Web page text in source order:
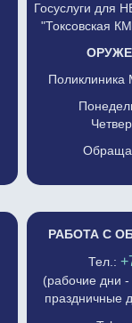
Госуслуги для
"Токсовская
Поликлиника
РАБОТА С
Тел.:
(рабочие дни
праздничные